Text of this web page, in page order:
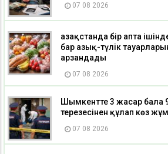
07 08 2026
Қазақстанда бір апта
бар азық-түлік
арзандады
07 08 2026
Шымкентте 3 жасар бала
терезесінен құлап көз
07 08 2026